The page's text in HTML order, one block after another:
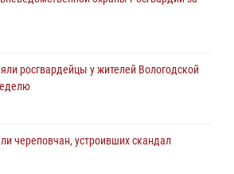
росгвардейцы у жителей Вологодской
череповчан, устроивших скандал